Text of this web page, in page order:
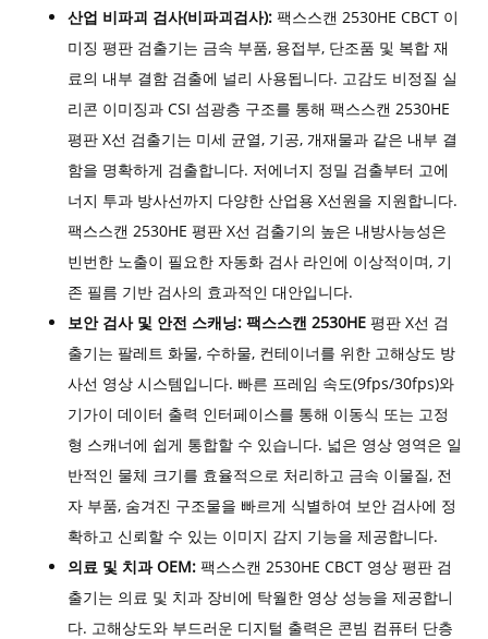
산업 비파괴 검사(비파괴검사): 팩스스캔 2530HE CBCT 이
미징 평판 검출기는 금속 부품, 용접부, 단조품 및 복합 재
료의 내부 결함 검출에 널리 사용됩니다. 고감도 비정질 실
리콘 이미징과 CSI 섬광층 구조를 통해 팩스스캔 2530HE
평판 X선 검출기는 미세 균열, 기공, 개재물과 같은 내부 결
함을 명확하게 검출합니다. 저에너지 정밀 검출부터 고에
너지 투과 방사선까지 다양한 산업용 X선원을 지원합니다.
팩스스캔 2530HE 평판 X선 검출기의 높은 내방사능성은
빈번한 노출이 필요한 자동화 검사 라인에 이상적이며, 기
존 필름 기반 검사의 효과적인 대안입니다.
보안 검사 및 안전 스캐닝: 팩스스캔 2530HE평판 X선 검
출기는 팔레트 화물, 수하물, 컨테이너를 위한 고해상도 방
사선 영상 시스템입니다. 빠른 프레임 속도(9fps/30fps)와
기가이 데이터 출력 인터페이스를 통해 이동식 또는 고정
형 스캐너에 쉽게 통합할 수 있습니다. 넓은 영상 영역은 일
반적인 물체 크기를 효율적으로 처리하고 금속 이물질, 전
자 부품, 숨겨진 구조물을 빠르게 식별하여 보안 검사에 정
확하고 신뢰할 수 있는 이미지 감지 기능을 제공합니다.
의료 및 치과 OEM:팩스스캔 2530HE CBCT 영상 평판 검
출기는 의료 및 치과 장비에 탁월한 영상 성능을 제공합니
다. 고해상도와 부드러운 디지털 출력은 콘빔 컴퓨터 단층